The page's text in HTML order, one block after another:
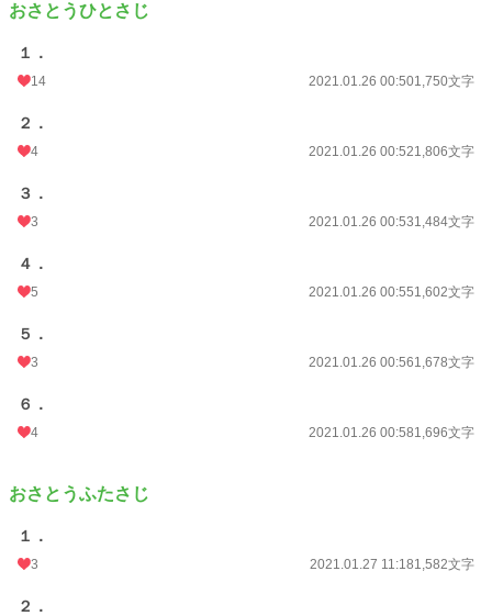
おさとうひとさじ
１．
14 2021.01.26 00:501,750文字
２．
4 2021.01.26 00:521,806文字
３．
3 2021.01.26 00:531,484文字
４．
5 2021.01.26 00:551,602文字
５．
3 2021.01.26 00:561,678文字
６．
4 2021.01.26 00:581,696文字
おさとうふたさじ
１．
3 2021.01.27 11:181,582文字
２．